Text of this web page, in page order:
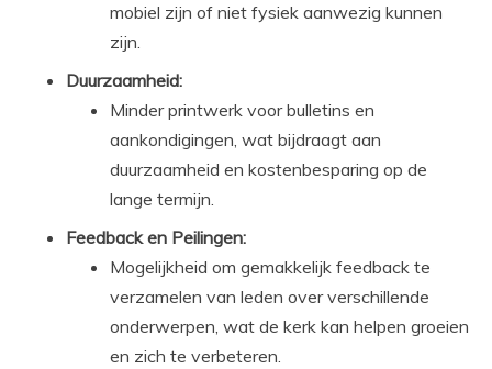
mobiel zijn of niet fysiek aanwezig kunnen
zijn.
Duurzaamheid:
Minder printwerk voor bulletins en
aankondigingen, wat bijdraagt aan
duurzaamheid en kostenbesparing op de
lange termijn.
Feedback en Peilingen:
Mogelijkheid om gemakkelijk feedback te
verzamelen van leden over verschillende
onderwerpen, wat de kerk kan helpen groeien
en zich te verbeteren.